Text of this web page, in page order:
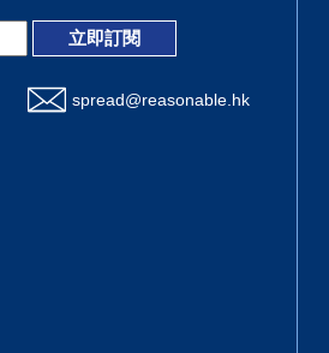
spread@reasonable.hk